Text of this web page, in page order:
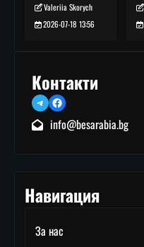
Valeriia Skorych
2026-07-18 13:56
Контакти
TelegramFacebook
info@besarabia.bg
Навигация
За нас